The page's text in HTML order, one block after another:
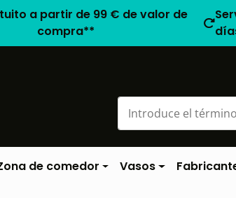
a partir de 99 € de valor de
compra**
de comedor Vasos